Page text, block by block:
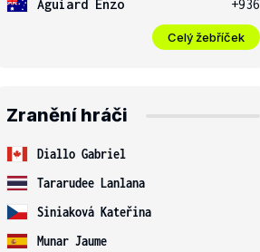
Aguiard Enzo
+936
Celý žebříček
Zranění hráči
Diallo Gabriel
Tararudee Lanlana
Siniaková Kateřina
Munar Jaume